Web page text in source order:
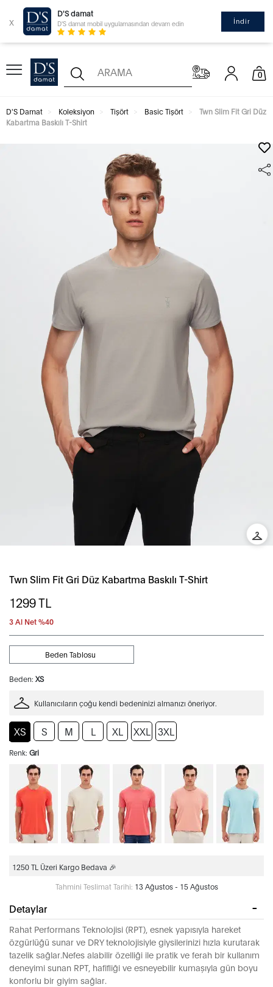
x
D'S damat
D'S damat mobil uygulamasından devam edin İndir
0
D'S Damat Koleksiyon Tişört Basic Tişört
Twn Slim Fit Gri Düz
Kabartma Baskılı T-Shirt
Twn Slim Fit Gri Düz Kabartma Baskılı T-Shirt
1299TL
3 Al Net %40
Beden: XS
Beden Tablosu
Kullanıcıların çoğu kendi bedeninizi almanızı öneriyor.
XS S M L XL XXL 3XL
Renk: Gri
1250 TL Üzeri Kargo Bedava 🎉
Tahmini Teslimat Tarihi: 13 Ağustos - 15 Ağustos
Detaylar
Rahat Performans Teknolojisi (RPT), esnek yapısıyla hareket
özgürlüğü sunar ve DRY teknolojisiyle giysilerinizi hızla kurutarak
tazelik sağlar.Nefes alabilir özelliği ile pratik ve ferah bir kullanım
deneyimi sunan RPT, hafifliği ve esneyebilir kumaşıyla gün boyu
konforlu bir giyim sağlar.